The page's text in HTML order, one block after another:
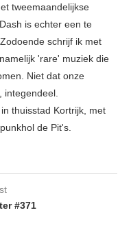
tweemaandelijkse
is echter een te
schrijf ik met
'rare' muziek die
Niet dat onze
integendeel.
thuisstad Kortrijk, met
de Pit's.
#371